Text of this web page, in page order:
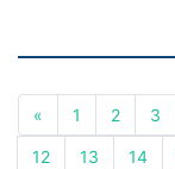
« 1 2 3
12 13 14